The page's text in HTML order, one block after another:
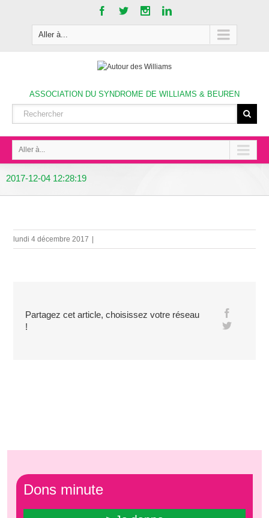
Aller à...
ASSOCIATION DU SYNDROME DE WILLIAMS & BEUREN
Aller à...
2017-12-04 12:28:19
lundi 4 décembre 2017
Partagez cet article, choisissez votre réseau
!
Dons minute